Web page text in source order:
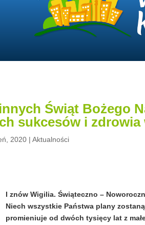
Świąt Bożego
sukcesów i zdrowia
2020 | Aktualności
I znów Wigilia. Świąteczno –
Niech wszystkie Państwa plany
promieniuje od dwóch tysięcy lat z